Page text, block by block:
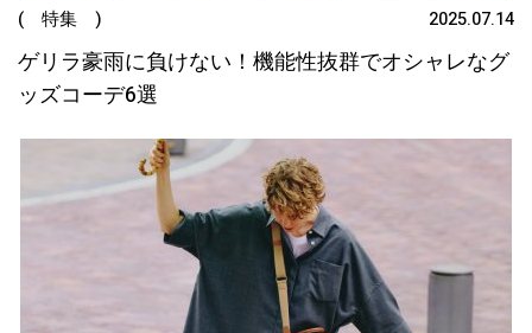
( 特集 ) 2025.07.14
ゲリラ豪雨に負けない！機能性抜群でオシャレなグ
ッズコーデ6選